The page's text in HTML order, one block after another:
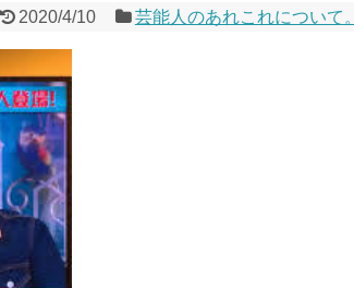
2020/4/10 芸能人のあれこれについて。